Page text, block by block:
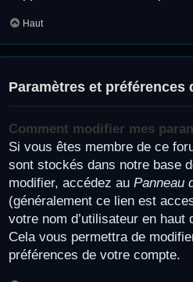
Haut
Paramètres et préférences
Comment modifier mes
Si vous êtes membre de ce
sont stockés dans notre base
modifier, accédez au Panneau
(généralement ce lien est
votre nom d’utilisateur en haut
Cela vous permettra de
préférences de votre compte.